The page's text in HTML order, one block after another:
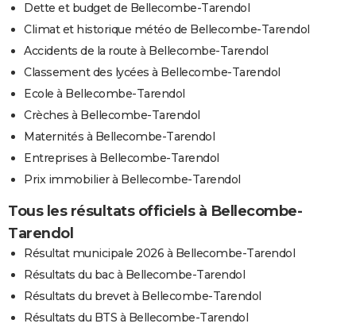
Dette et budget de Bellecombe-Tarendol
Climat et historique météo de Bellecombe-Tarendol
Accidents de la route à Bellecombe-Tarendol
Classement des lycées à Bellecombe-Tarendol
Ecole à Bellecombe-Tarendol
Crèches à Bellecombe-Tarendol
Maternités à Bellecombe-Tarendol
Entreprises à Bellecombe-Tarendol
Prix immobilier à Bellecombe-Tarendol
Tous les résultats officiels à Bellecombe-
Tarendol
Résultat municipale 2026 à Bellecombe-Tarendol
Résultats du bac à Bellecombe-Tarendol
Résultats du brevet à Bellecombe-Tarendol
Résultats du BTS à Bellecombe-Tarendol